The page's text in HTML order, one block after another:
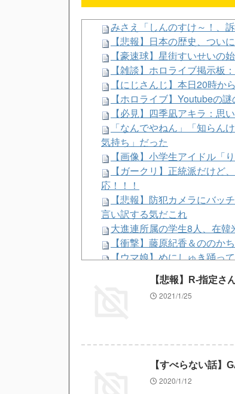
みさえ「しんのすけ～！、訴
【悲報】日本の歴史、つい
【豪速球】星街すいせいの
【雑談】ホロライブ掲示板
【にじさんじ】本日20時か
【ホロライブ】Youtubeの
【必見】四季凪アキラ：思
「なんでやねん」「知らん
気持ち」だった
【画像】小学生アイドル「
【ガークリ】正統派だけど
応！！！
【悲報】防犯カメラにバッ
言い訳する気だこれ
大進連所属の学生8人、在
【衝撃】藤原紀香＆ののか
【ウマ娘】めにしゅき踊っ
【画像】小学生アイドル「
【画像】髪型が完全に『鬼
偽警察官「保釈金を払えば
【衝撃画像】有名セクシー
「サウダージ」とかいうサ
古き良きロールプレイング
【悲報】菊地亜美さん、マ
【悲報】R-指定さ
2021/1/25
【すべらない話】
2020/1/12